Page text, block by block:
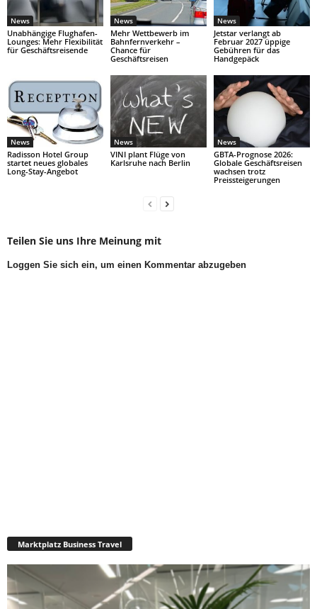
News
Unabhängige Flughafen-
Lounges: Mehr Flexibilität
für Geschäftsreisende
News
Mehr Wettbewerb im
Bahnfernverkehr –
Chance für
Geschäftsreisen
News
Jetstar verlangt ab
Februar 2027 üppige
Gebühren für das
Handgepäck
News
Radisson Hotel Group
startet neues globales
Long-Stay-Angebot
News
VINI plant Flüge von
Karlsruhe nach Berlin
News
GBTA-Prognose 2026:
Globale Geschäftsreisen
wachsen trotz
Preissteigerungen
Teilen Sie uns Ihre Meinung mit
Loggen Sie sich ein, um einen Kommentar abzugeben
Marktplatz Business Travel